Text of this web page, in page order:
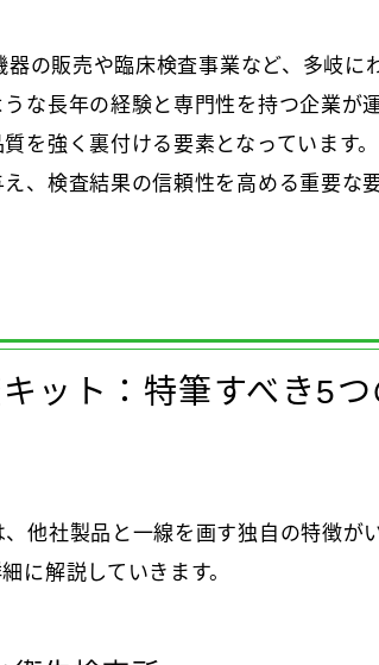
の販売や臨床検査事業など、多岐に
な長年の経験と専門性を持つ企業が
を強く裏付ける要素となっています
、検査結果の信頼性を高める重要な
ット：特筆すべき5つ
他社製品と一線を画す独自の特徴が
に解説していきます。